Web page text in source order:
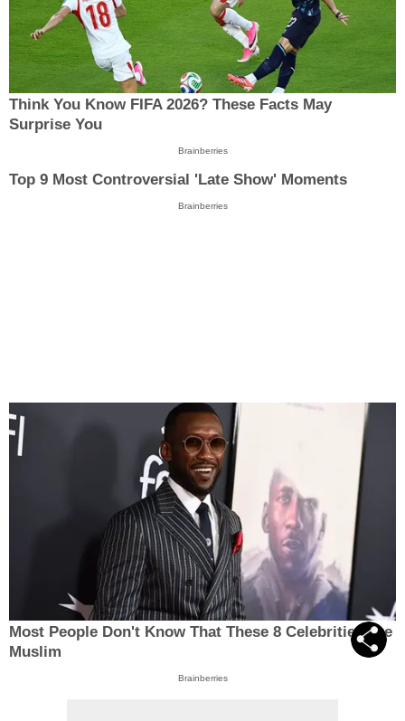
Think You Know FIFA 2026? These Facts May
Surprise You
Brainberries
Top 9 Most Controversial 'Late Show' Moments
Brainberries
Most People Don't Know That These 8 Celebrities Are
Muslim
Brainberries